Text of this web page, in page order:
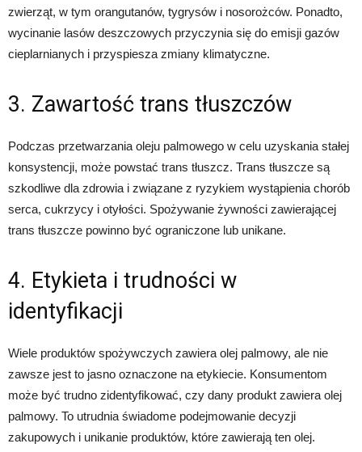
zwierząt, w tym orangutanów, tygrysów i nosorożców. Ponadto,
wycinanie lasów deszczowych przyczynia się do emisji gazów
cieplarnianych i przyspiesza zmiany klimatyczne.
3. Zawartość trans tłuszczów
Podczas przetwarzania oleju palmowego w celu uzyskania stałej
konsystencji, może powstać trans tłuszcz. Trans tłuszcze są
szkodliwe dla zdrowia i związane z ryzykiem wystąpienia chorób
serca, cukrzycy i otyłości. Spożywanie żywności zawierającej
trans tłuszcze powinno być ograniczone lub unikane.
4. Etykieta i trudności w
identyfikacji
Wiele produktów spożywczych zawiera olej palmowy, ale nie
zawsze jest to jasno oznaczone na etykiecie. Konsumentom
może być trudno zidentyfikować, czy dany produkt zawiera olej
palmowy. To utrudnia świadome podejmowanie decyzji
zakupowych i unikanie produktów, które zawierają ten olej.